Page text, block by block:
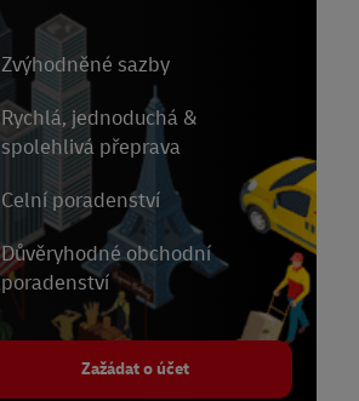
Zvýhodněné sazby
Rychlá, jednoduchá &
spolehlivá přeprava
Celní poradenství
Důvěryhodné obchodní
poradenství
Zažádat o účet